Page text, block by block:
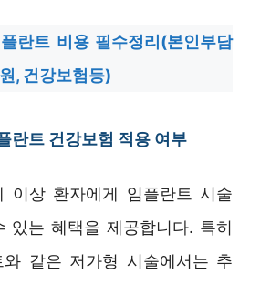
란트 비용 필수정리(본인부담
, 건강보험등)
란트 건강보험 적용 여부
이상 환자에게 임플란트 시술
있는 혜택을 제공합니다. 특히
와 같은 저가형 시술에서는 추